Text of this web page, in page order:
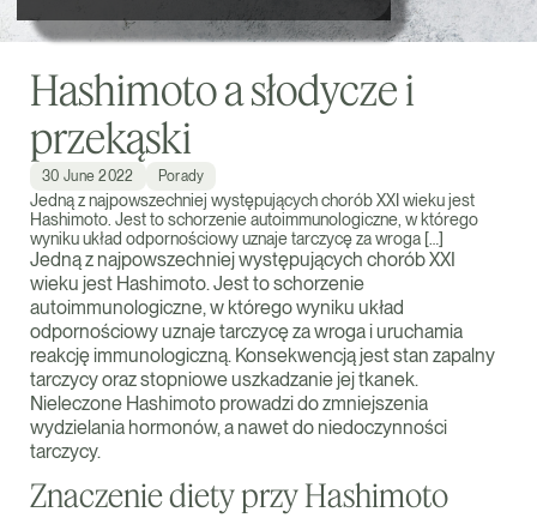
Hashimoto a słodycze i
przekąski
30 June 2022 Porady
Jedną z najpowszechniej występujących chorób XXI wieku jest
Hashimoto. Jest to schorzenie autoimmunologiczne, w którego
wyniku układ odpornościowy uznaje tarczycę za wroga […]
Jedną z najpowszechniej występujących chorób XXI
wieku jest Hashimoto. Jest to schorzenie
autoimmunologiczne, w którego wyniku układ
odpornościowy uznaje tarczycę za wroga i uruchamia
reakcję immunologiczną. Konsekwencją jest stan zapalny
tarczycy oraz stopniowe uszkadzanie jej tkanek.
Nieleczone Hashimoto prowadzi do zmniejszenia
wydzielania hormonów, a nawet do niedoczynności
tarczycy.
Znaczenie diety przy Hashimoto